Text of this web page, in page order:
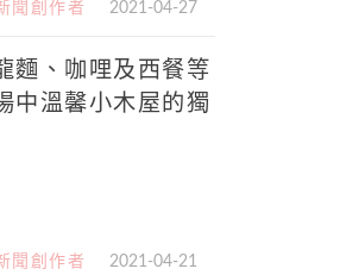
聞創作者 2021-04-27
麵、咖哩及西餐等
中溫馨小木屋的獨
聞創作者 2021-04-21